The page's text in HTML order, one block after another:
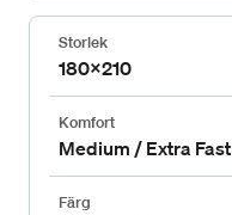
Storlek
180x210
Komfort
Medium / Extra Fast
Färg